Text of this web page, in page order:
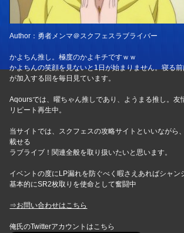
Author：勇者メンマ＠スクフェスラブライバー
かよちん推し。極度のかよキチですｗｗ
かよちんの笑顔を見ないと1日が始まりません。寝る
が加入する回を毎日見ています。
Aqoursでは、曜ちゃん推しであり、ようまる推し。友
リピート再生中。
当サイトでは、スクフェスの攻略サイトといいながら
載せる
ラブライブ！関連全般を取り扱いたいと思います。
イベントの度にLP漏れを防ぐべく暇さえあればシャン
基本的にSR2枚取りを使命として奮闘中
⇒お問い合わせはこちら
俺氏のTwitterアカウントはこちら